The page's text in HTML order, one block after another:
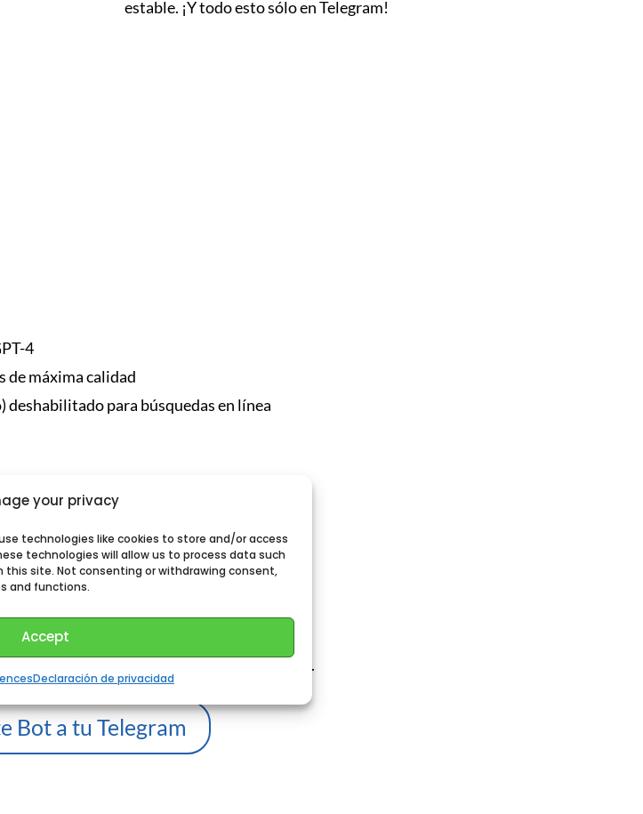
your privacy
technologies like cookies to store and/or access
technologies will allow us to process data such
this site. Not consenting or withdrawing consent,
and functions.
Accept
Declaración de privacidad
estable. ¡Y todo esto sólo en Telegram!
4
de máxima calidad
para búsquedas en línea
imágenes (según el modelo)
tiempo. Las fichas no utilizadas se queman.
Bot a tu Telegram